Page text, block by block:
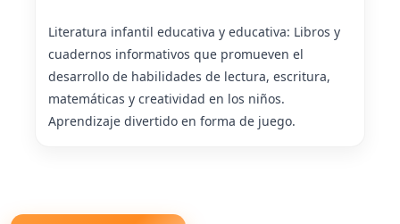
Literatura infantil educativa y educativa: Libros y
cuadernos informativos que promueven el
desarrollo de habilidades de lectura, escritura,
matemáticas y creatividad en los niños.
Aprendizaje divertido en forma de juego.